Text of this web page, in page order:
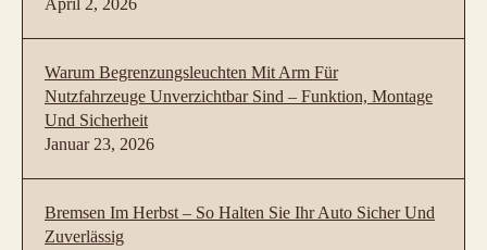
April 2, 2026
Warum Begrenzungsleuchten Mit Arm Für
Nutzfahrzeuge Unverzichtbar Sind – Funktion, Montage
Und Sicherheit
Januar 23, 2026
Bremsen Im Herbst – So Halten Sie Ihr Auto Sicher Und
Zuverlässig